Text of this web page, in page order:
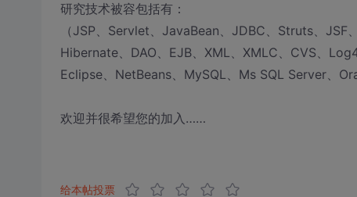
研究技术被容包括有：
（JSP、Servlet、JavaBean、JDBC、Struts、JSF
Hibernate、DAO、EJB、XML、XMLC、CVS、
Eclipse、NetBeans、MySQL、Ms SQL Server、
欢迎并很希望您的加入……
给本帖投票